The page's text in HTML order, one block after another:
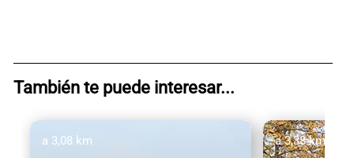
También te puede interesar...
a 3,08 km a 3,38 km